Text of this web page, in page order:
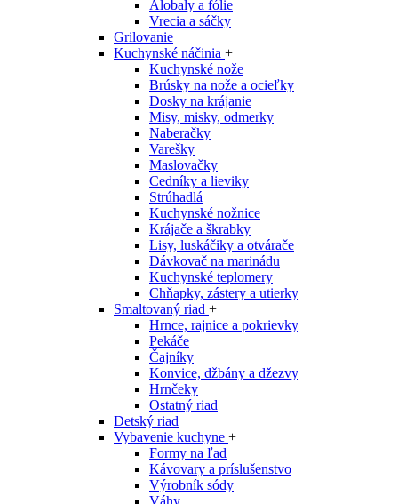
Alobaly a fólie
Vrecia a sáčky
Grilovanie
Kuchynské náčinia +
Kuchynské nože
Brúsky na nože a ocieľky
Dosky na krájanie
Misy, misky, odmerky
Naberačky
Varešky
Maslovačky
Cedníky a lieviky
Strúhadlá
Kuchynské nožnice
Krájače a škrabky
Lisy, luskáčiky a otvárače
Dávkovač na marinádu
Kuchynské teplomery
Chňapky, zástery a utierky
Smaltovaný riad +
Hrnce, rajnice a pokrievky
Pekáče
Čajníky
Konvice, džbány a džezvy
Hrnčeky
Ostatný riad
Detský riad
Vybavenie kuchyne +
Formy na ľad
Kávovary a príslušenstvo
Výrobník sódy
Váhy